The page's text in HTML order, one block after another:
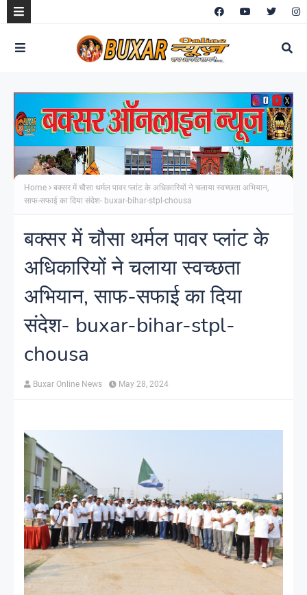
Home
बक्सर में चौसा थर्मल पावर प्लांट के अधिकारियों ने चलाया स्वच्छता अभियान,
साफ-सफाई का दिया संदेश- buxar-bihar-stpl-chousa
बक्सर में चौसा थर्मल पावर प्लांट के
अधिकारियों ने चलाया स्वच्छता
अभियान, साफ-सफाई का दिया
संदेश- buxar-bihar-stpl-
chousa
Buxar Online News May 28, 2024